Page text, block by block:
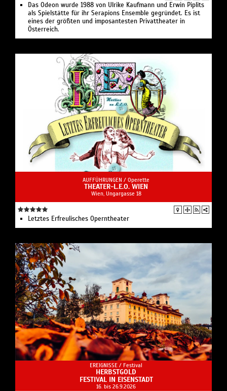
Das Odeon wurde 1988 von Ulrike Kaufmann und Erwin Piplits
als Spielstätte für ihr Serapions Ensemble gegründet. Es ist
eines der größten und imposantesten Privattheater in
Österreich.
AUFFÜHRUNGEN / Operette
THEATER-L.E.O. WIEN
Wien, Ungargasse 18
Letztes Erfreulisches Operntheater
EREIGNISSE / Festival
HERBSTGOLD
FESTIVAL IN EISENSTADT
16. bis 26.9.2026